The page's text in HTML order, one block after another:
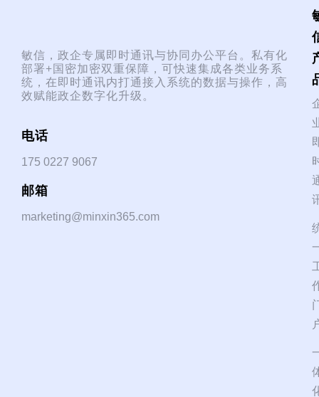
敏信，政企专属即时通讯与协同办公平台。私有化
部署+国密加密双重保障，可快速集成各类业务系
统，在即时通讯内打通接入系统的数据与操作，高
效赋能政企数字化升级。
电话
175 0227 9067
邮箱
marketing@minxin365.com